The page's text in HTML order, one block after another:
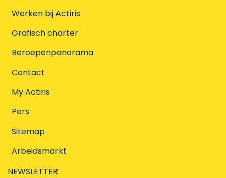
Werken bij Actiris
Grafisch charter
Beroepenpanorama
Contact
My Actiris
Pers
Sitemap
Arbeidsmarkt
NEWSLETTER